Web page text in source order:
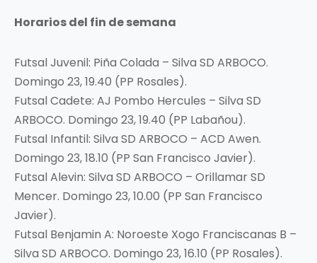
Horarios del fin de semana
Futsal Juvenil: Piña Colada – Silva SD ARBOCO.
Domingo 23, 19.40 (PP Rosales).
Futsal Cadete: AJ Pombo Hercules – Silva SD
ARBOCO. Domingo 23, 19.40 (PP Labañou).
Futsal Infantil: Silva SD ARBOCO – ACD Awen.
Domingo 23, 18.10 (PP San Francisco Javier).
Futsal Alevin: Silva SD ARBOCO – Orillamar SD
Mencer. Domingo 23, 10.00 (PP San Francisco
Javier).
Futsal Benjamin A: Noroeste Xogo Franciscanas B –
Silva SD ARBOCO. Domingo 23, 16.10 (PP Rosales).